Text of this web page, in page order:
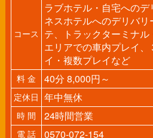
コース
ラブホテル・自宅への
ネスホテルへのデリバ
テ、トラックターミナ
エリアでの車内プレイ
イ・複数プレイなど
料 金 40分 8,000円～
定休日 年中無休
時 間 24時間営業
電 話 0570-072-154